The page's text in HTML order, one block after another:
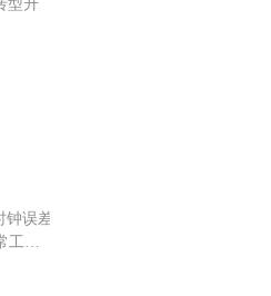
型升
误差
工作